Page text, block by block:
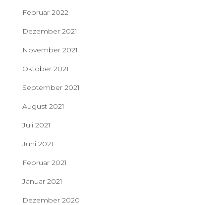
Februar 2022
Dezember 2021
November 2021
Oktober 2021
September 2021
August 2021
Juli 2021
Juni 2021
Februar 2021
Januar 2021
Dezember 2020